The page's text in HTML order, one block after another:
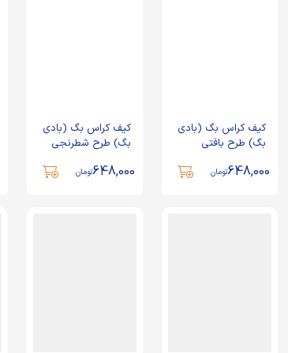
کیف کراس بگ (بادی
بگ) طرح بافتی
648,000تومان
کیف کراس بگ (بادی
بگ) طرح شطرنجی
648,000تومان